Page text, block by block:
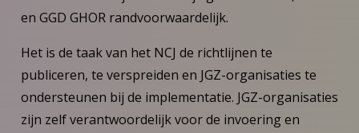
en GGD GHOR randvoorwaardelijk.
Het is de taak van het NCJ de richtlijnen te
publiceren, te verspreiden en JGZ-organisaties te
ondersteunen bij de implementatie. JGZ-organisaties
zijn zelf verantwoordelijk voor de invoering en